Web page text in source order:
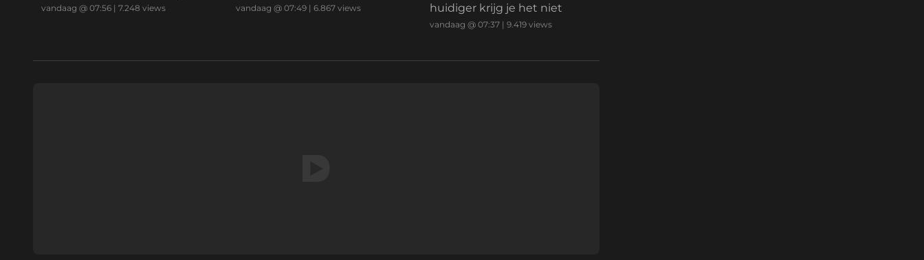
ek, maar we weten het niet
vandaag @ 07:56 | 7.248 views vandaag @ 07:49| 6.867views
huidiger krijg je het niet
vandaag @ 07:37 |9.419 views